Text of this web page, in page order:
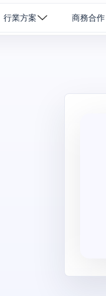
行業方案 商務合作